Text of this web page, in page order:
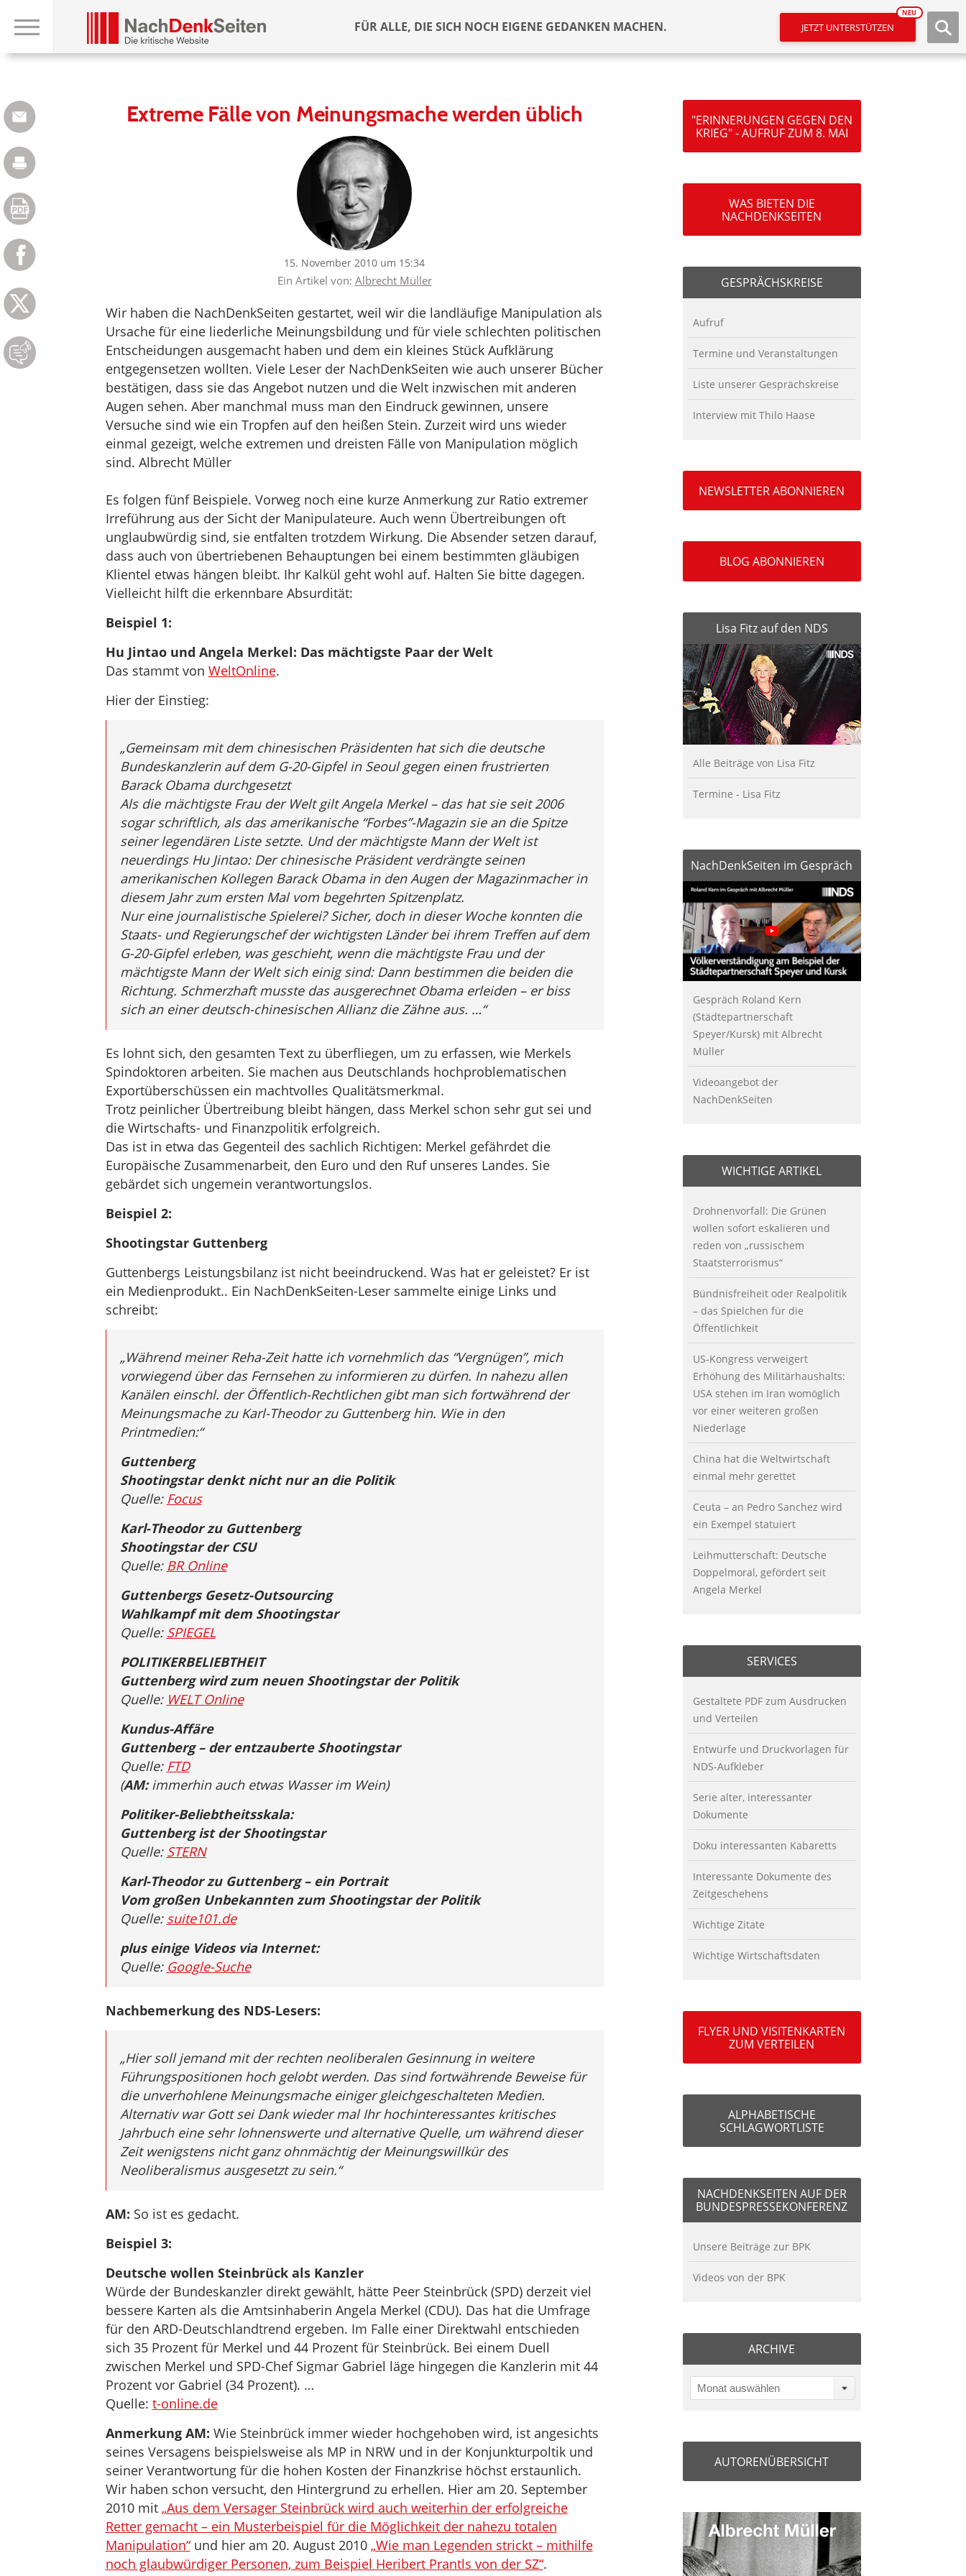
FÜR ALLE, DIE SICH NOCH EIGENE GEDANKEN MACHEN. JETZT UNTERSTÜTZEN
NEU
Extreme Fälle von Meinungsmache werden üblich
15. November 2010 um 15:34
Ein Artikel von: Albrecht Müller
Wir haben die NachDenkSeiten gestartet, weil wir die landläufige Manipulation als
Ursache für eine liederliche Meinungsbildung und für viele schlechten politischen
Entscheidungen ausgemacht haben und dem ein kleines Stück Aufklärung
entgegensetzen wollten. Viele Leser der NachDenkSeiten wie auch unserer Bücher
bestätigen, dass sie das Angebot nutzen und die Welt inzwischen mit anderen
Augen sehen. Aber manchmal muss man den Eindruck gewinnen, unsere
Versuche sind wie ein Tropfen auf den heißen Stein. Zurzeit wird uns wieder
einmal gezeigt, welche extremen und dreisten Fälle von Manipulation möglich
sind. Albrecht Müller
Es folgen fünf Beispiele. Vorweg noch eine kurze Anmerkung zur Ratio extremer
Irreführung aus der Sicht der Manipulateure. Auch wenn Übertreibungen oft
unglaubwürdig sind, sie entfalten trotzdem Wirkung. Die Absender setzen darauf,
dass auch von übertriebenen Behauptungen bei einem bestimmten gläubigen
Klientel etwas hängen bleibt. Ihr Kalkül geht wohl auf. Halten Sie bitte dagegen.
Vielleicht hilft die erkennbare Absurdität:
Beispiel 1:
Hu Jintao und Angela Merkel: Das mächtigste Paar der Welt
Das stammt von WeltOnline.
Hier der Einstieg:
„Gemeinsam mit dem chinesischen Präsidenten hat sich die deutsche
Bundeskanzlerin auf dem G-20-Gipfel in Seoul gegen einen frustrierten
Barack Obama durchgesetzt
Als die mächtigste Frau der Welt gilt Angela Merkel – das hat sie seit 2006
sogar schriftlich, als das amerikanische “Forbes”-Magazin sie an die Spitze
seiner legendären Liste setzte. Und der mächtigste Mann der Welt ist
neuerdings Hu Jintao: Der chinesische Präsident verdrängte seinen
amerikanischen Kollegen Barack Obama in den Augen der Magazinmacher in
diesem Jahr zum ersten Mal vom begehrten Spitzenplatz.
Nur eine journalistische Spielerei? Sicher, doch in dieser Woche konnten die
Staats- und Regierungschef der wichtigsten Länder bei ihrem Treffen auf dem
G-20-Gipfel erleben, was geschieht, wenn die mächtigste Frau und der
mächtigste Mann der Welt sich einig sind: Dann bestimmen die beiden die
Richtung. Schmerzhaft musste das ausgerechnet Obama erleiden – er biss
sich an einer deutsch-chinesischen Allianz die Zähne aus. …“
Es lohnt sich, den gesamten Text zu überfliegen, um zu erfassen, wie Merkels
Spindoktoren arbeiten. Sie machen aus Deutschlands hochproblematischen
Exportüberschüssen ein machtvolles Qualitätsmerkmal.
Trotz peinlicher Übertreibung bleibt hängen, dass Merkel schon sehr gut sei und
die Wirtschafts- und Finanzpolitik erfolgreich.
Das ist in etwa das Gegenteil des sachlich Richtigen: Merkel gefährdet die
Europäische Zusammenarbeit, den Euro und den Ruf unseres Landes. Sie
gebärdet sich ungemein verantwortungslos.
Beispiel 2:
Shootingstar Guttenberg
Guttenbergs Leistungsbilanz ist nicht beeindruckend. Was hat er geleistet? Er ist
ein Medienprodukt.. Ein NachDenkSeiten-Leser sammelte einige Links und
schreibt:
„Während meiner Reha-Zeit hatte ich vornehmlich das “Vergnügen”, mich
vorwiegend über das Fernsehen zu informieren zu dürfen. In nahezu allen
Kanälen einschl. der Öffentlich-Rechtlichen gibt man sich fortwährend der
Meinungsmache zu Karl-Theodor zu Guttenberg hin. Wie in den
Printmedien:“
Guttenberg
Shootingstar denkt nicht nur an die Politik
Quelle: Focus
Karl-Theodor zu Guttenberg
Shootingstar der CSU
Quelle: BR Online
Guttenbergs Gesetz-Outsourcing
Wahlkampf mit dem Shootingstar
Quelle: SPIEGEL
POLITIKERBELIEBTHEIT
Guttenberg wird zum neuen Shootingstar der Politik
Quelle: WELT Online
Kundus-Affäre
Guttenberg – der entzauberte Shootingstar
Quelle: FTD
(AM:immerhin auch etwas Wasser im Wein)
Politiker-Beliebtheitsskala:
Guttenberg ist der Shootingstar
Quelle: STERN
Karl-Theodor zu Guttenberg – ein Portrait
Vom großen Unbekannten zum Shootingstar der Politik
Quelle: suite101.de
plus einige Videos via Internet:
Quelle: Google-Suche
Nachbemerkung des NDS-Lesers:
„Hier soll jemand mit der rechten neoliberalen Gesinnung in weitere
Führungspositionen hoch gelobt werden. Das sind fortwährende Beweise für
die unverhohlene Meinungsmache einiger gleichgeschalteten Medien.
Alternativ war Gott sei Dank wieder mal Ihr hochinteressantes kritisches
Jahrbuch eine sehr lohnenswerte und alternative Quelle, um während dieser
Zeit wenigstens nicht ganz ohnmächtig der Meinungswillkür des
Neoliberalismus ausgesetzt zu sein.“
AM: So ist es gedacht.
Beispiel 3:
Deutsche wollen Steinbrück als Kanzler
Würde der Bundeskanzler direkt gewählt, hätte Peer Steinbrück (SPD) derzeit viel
bessere Karten als die Amtsinhaberin Angela Merkel (CDU). Das hat die Umfrage
für den ARD-Deutschlandtrend ergeben. Im Falle einer Direktwahl entschieden
sich 35 Prozent für Merkel und 44 Prozent für Steinbrück. Bei einem Duell
zwischen Merkel und SPD-Chef Sigmar Gabriel läge hingegen die Kanzlerin mit 44
Prozent vor Gabriel (34 Prozent). …
Quelle: t-online.de
Anmerkung AM: Wie Steinbrück immer wieder hochgehoben wird, ist angesichts
seines Versagens beispielsweise als MP in NRW und in der Konjunkturpoltik und
seiner Verantwortung für die hohen Kosten der Finanzkrise höchst erstaunlich.
Wir haben schon versucht, den Hintergrund zu erhellen. Hier am 20. September
2010 mit „Aus dem Versager Steinbrück wird auch weiterhin der erfolgreiche
Retter gemacht – ein Musterbeispiel für die Möglichkeit der nahezu totalen
Manipulation“und hier am 20. August 2010 „Wie man Legenden strickt – mithilfe
noch glaubwürdiger Personen, zum Beispiel Heribert Prantls von der SZ“.
"ERINNERUNGEN GEGEN DEN
KRIEG" - AUFRUF ZUM 8. MAI
WAS BIETEN DIE
NACHDENKSEITEN
GESPRÄCHSKREISE
Aufruf
Termine und Veranstaltungen
Liste unserer Gesprächskreise
Interview mit Thilo Haase
NEWSLETTER ABONNIEREN
BLOG ABONNIEREN
Lisa Fitz auf den NDS
Alle Beiträge von Lisa Fitz
Termine - Lisa Fitz
NachDenkSeiten im Gespräch
Gespräch Roland Kern
(Städtepartnerschaft
Speyer/Kursk) mit Albrecht
Müller
Videoangebot der
NachDenkSeiten
WICHTIGE ARTIKEL
Drohnenvorfall: Die Grünen
wollen sofort eskalieren und
reden von „russischem
Staatsterrorismus“
Bündnisfreiheit oder Realpolitik
– das Spielchen für die
Öffentlichkeit
US-Kongress verweigert
Erhöhung des Militärhaushalts:
USA stehen im Iran womöglich
vor einer weiteren großen
Niederlage
China hat die Weltwirtschaft
einmal mehr gerettet
Ceuta – an Pedro Sanchez wird
ein Exempel statuiert
Leihmutterschaft: Deutsche
Doppelmoral, gefördert seit
Angela Merkel
SERVICES
Gestaltete PDF zum Ausdrucken
und Verteilen
Entwürfe und Druckvorlagen für
NDS-Aufkleber
Serie alter, interessanter
Dokumente
Doku interessanten Kabaretts
Interessante Dokumente des
Zeitgeschehens
Wichtige Zitate
Wichtige Wirtschaftsdaten
FLYER UND VISITENKARTEN
ZUM VERTEILEN
ALPHABETISCHE
SCHLAGWORTLISTE
NACHDENKSEITEN AUF DER
BUNDESPRESSEKONFERENZ
Unsere Beiträge zur BPK
Videos von der BPK
ARCHIVE
Monat auswählen
AUTORENÜBERSICHT